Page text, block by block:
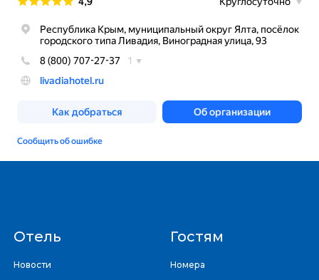
Отель
Новости
Гостям
Номера